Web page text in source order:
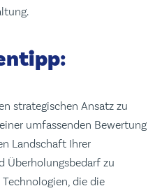
strategischen Ansatz zu
umfassenden Bewertung
Landschaft Ihrer
Überholungsbedarf zu
die die